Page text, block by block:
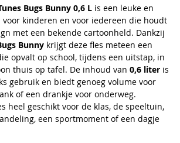
Bugs Bunny 0,6 L is een leuke en
kinderen en voor iedereen die houdt
met een bekende cartoonheld. Dankzij
Bunny krijgt deze fles meteen een
opvalt op school, tijdens een uitstap, in
thuis op tafel. De inhoud van 0,6 liter is
gebruik en biedt genoeg volume voor
of een drankje voor onderweg.
heel geschikt voor de klas, de speeltuin,
een sportmoment of een dagje